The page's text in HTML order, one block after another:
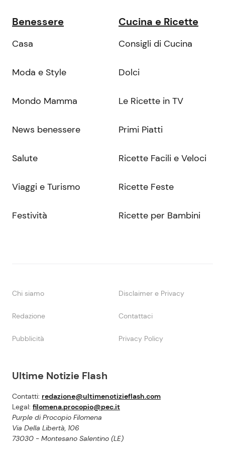
Ultime Notizie Flash
Contatti: redazione@ultimenotizieflash.com
Legal: filomena.procopio@pec.it
Purple di Procopio Filomena
Via Della Libertà, 106
73030 - Montesano Salentino (LE)
Benessere
Casa
Moda e Style
Mondo Mamma
News benessere
Salute
Viaggi e Turismo
Festività
Cucina e Ricette
Consigli di Cucina
Dolci
Le Ricette in TV
Primi Piatti
Ricette Facili e Veloci
Ricette Feste
Ricette per Bambini
Chi siamo Disclaimer e Privacy
Redazione Contattaci
Pubblicità Privacy Policy